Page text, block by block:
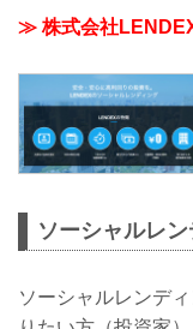
≫ 株式会社
ソーシャルレ
ソーシャルレンデ